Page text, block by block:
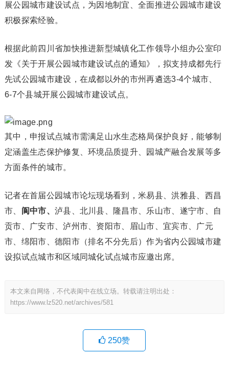
展公园城市建设试点，为因地制宜、全面推进公园城市建设
积极探索经验。
根据此前四川省加快推进新型城镇化工作领导小组办公室印
发《关于开展公园城市建设试点的通知》，拟支持成都先行
先试公园城市建设，在成都以外的市州再遴选3-4个城市、
6-7个县城开展公园城市建设试点。
其中，申报试点城市需满足山水生态格局保护良好，能够制
定涵盖生态保护修复、环境品质提升、园城产融合发展等多
方面条件的城市。
记者在首届公园城市论坛现场看到，米易县、洪雅县、西昌
市、 阆中市、 泸县、北川县、隆昌市、乐山市、遂宁市、自
贡市、广安市、泸州市、资阳市、眉山市、宜宾市、广元
市、绵阳市、德阳市（排名不分先后）作为省内公园城市建
设拟试点城市和区域同城化试点城市应邀出席。
本文来自网络，不代表阆中在线立场。转载请注明出处：
https://www.lz520.net/archives/581
250赞